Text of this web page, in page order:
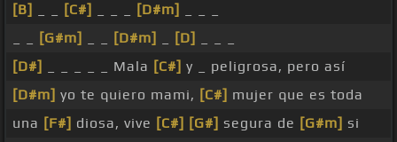
[B]
[C#] [D#m]
[G#m] [D#m] [D]
[D#]
_ _ _ _ _ Mala [C#] y _ peligrosa, pero así
[D#m] yo te quiero mami, [C#] mujer que es toda
una [F#] diosa, vive [C#] [G#] segura de [G#m] si